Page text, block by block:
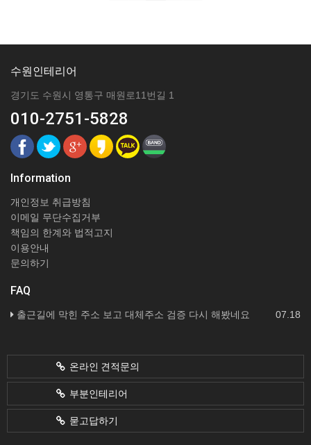
수원인테리어
경기도 수원시 영통구 매원로11번길 1
010-2751-5828
Information
개인정보 취급방침
이메일 무단수집거부
책임의 한계와 법적고지
이용안내
문의하기
FAQ
07.18
출근길에 막힌 주소 보고 대체주소 검증 다시 해봤네요
온라인 견적문의
부분인테리어
묻고답하기